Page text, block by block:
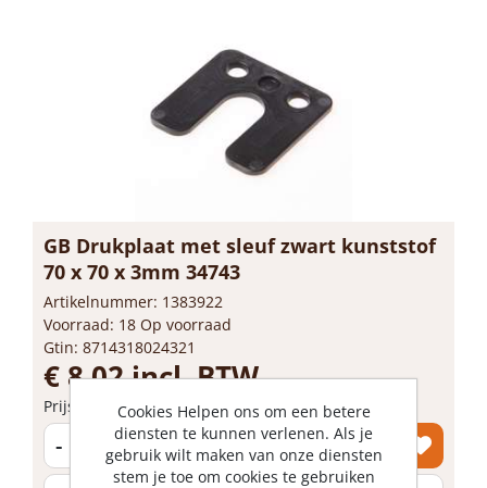
GB Drukplaat met sleuf zwart kunststof
70 x 70 x 3mm 34743
Artikelnummer: 1383922
Voorraad: 18 Op voorraad
Gtin: 8714318024321
€ 8,02 incl. BTW
Prijs per zak van 48 stuk
- +
Cookies Helpen ons om een betere
diensten te kunnen verlenen. Als je
gebruik wilt maken van onze diensten
stem je toe om cookies te gebruiken